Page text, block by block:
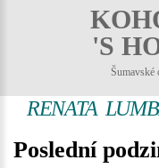
'S
Šumavské
RENATA
Poslední